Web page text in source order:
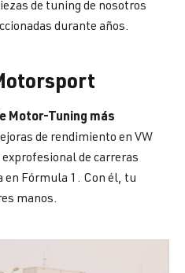
de tuning de nosotros
durante años.
Motor-Tuning más
de rendimiento en VW
de carreras
en Fórmula 1. Con él, tu
manos.